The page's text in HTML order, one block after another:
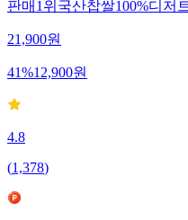
판매1위국산찹쌀100%디저
21,900원
41%12,900원
4.8
(1,378)